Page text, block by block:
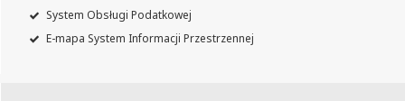
System Obsługi Podatkowej
E-mapa System Informacji Przestrzennej